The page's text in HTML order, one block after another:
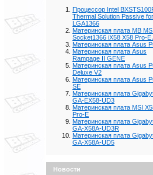
Процессор Intel
Thermal Solution Passive for
LGA1366
Материнская плата MB MSI
Socket1366 iX58 X58 Pro-E
Материнская плата Asus
Материнская плата Asus
Rampage II GENE
Материнская плата Asus
Deluxe V2
Материнская плата Asus
SE
Материнская плата
GA-EX58-UD3
Материнская плата MSI
Pro-E
Материнская плата
GA-X58A-UD3R
Материнская плата
GA-X58A-UD5
Новости